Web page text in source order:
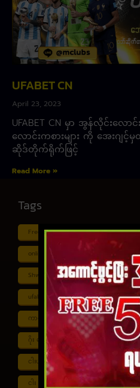
UFABET CN
April 23, 2023
UFABET CN မှာ အွန်လိုင်းလောင်
လောင်းကစားများ ကို အေးဂ
ဆိုဒ်တိုက်ရိုက်ဖြင့်
Read More »
Tags
Free ငါး ပစ် ဂိမ်း Myanmar ကာ
online ငါး ပစ် ဂိမ်းapp Shan
Shwe ကာစီနို APK UFABET
ufabet เข้าสู่ระบบ ကာစီနို app
ကာစီနို ငါး ပစ် ဂိမ်း ကာစီနို စလော့
ဂိုး ပေါင်း လောင်း နည်း ငါး ဂိမ်
ငါးပစ်ဂိမ်း App download ငါး
ငါး ပစ် ဂိမ်း ဆော့ နည်း ငါး ပစ်